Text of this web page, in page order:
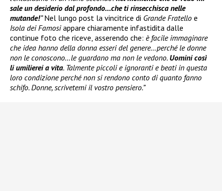
sale un desiderio dal profondo…che ti rinsecchisca nelle
mutande!”Nel lungo post la vincitrice di Grande Fratello e
Isola dei Famosiappare chiaramente infastidita dalle
continue foto che riceve, asserendo che: è facile immaginare
che idea hanno della donna esseri del genere…perché le donne
non le conoscono…le guardano ma non le vedono. Uomini così
li umilierei a vita. Talmente piccoli e ignoranti e beati in questa
loro condizione perché non si rendono conto di quanto fanno
schifo. Donne, scrivetemi il vostro pensiero.”